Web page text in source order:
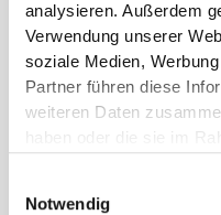
analysieren. Außerdem
Verwendung unserer
soziale Medien,
Partner führen diese
weiteren Daten
haben oder die sie im
Notwendig
Sich jeden Tag
können, das ist die